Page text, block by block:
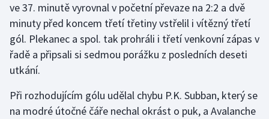
Short track
Sportovní střelba
Stolní tenis
Triatlon
ve 37. minutě vyrovnal v početní převaze na 2:2 a dvě
minuty před koncem třetí třetiny vstřelil i vítězný třetí
gól. Plekanec a spol. tak prohráli i třetí venkovní zápas v
řadě a připsali si sedmou porážku z posledních deseti
utkání.
Při rozhodujícím gólu udělal chybu P.K. Subban, který se
na modré útočné čáře nechal okrást o puk, a Avalanche